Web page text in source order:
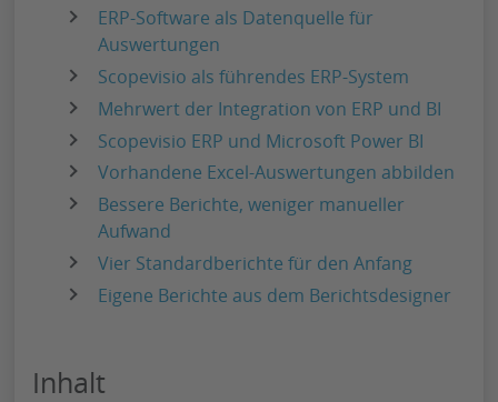
ERP-Software als Datenquelle für
Auswertungen
Scopevisio als führendes ERP-System
Mehrwert der Integration von ERP und BI
Scopevisio ERP und Microsoft Power BI
Vorhandene Excel-Auswertungen abbilden
Bessere Berichte, weniger manueller
Aufwand
Vier Standardberichte für den Anfang
Eigene Berichte aus dem Berichtsdesigner
Inhalt